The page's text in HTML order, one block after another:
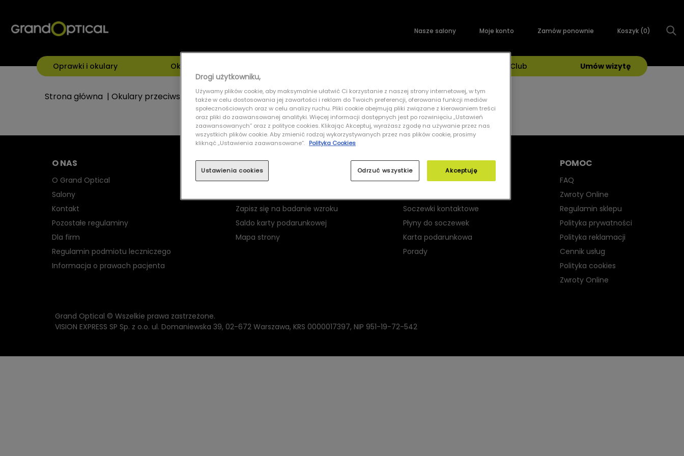
Nasze salony Moje konto Zamów ponownie Koszyk (0)
Oprawki i okulary Okulary przeciwsłoneczne Grand Optical Club Umów wizytę
Strona główna | Okulary przeciwsłoneczne|GUESS GU00153 57F
O NAS
O Grand Optical
Salony
Kontakt
Pozostałe regulaminy
Dla firm
Regulamin podmiotu leczniczego
Informacja o prawach pacjenta
MOJE GRAND OPTICAL
Logowanie
Zapisz się na badanie wzroku
Saldo karty podarunkowej
Mapa strony
PRODUKTY
Okulary korekcyjne
Soczewki kontaktowe
Płyny do soczewek
Karta podarunkowa
Porady
POMOC
FAQ
Zwroty Online
Regulamin sklepu
Polityka prywatności
Polityka reklamacji
Cennik usług
Polityka cookies
Zwroty Online
Grand Optical © Wszelkie prawa zastrzeżone.
VISION EXPRESS SP Sp. z o.o. ul. Domaniewska 39, 02-672 Warszawa, KRS 0000017397, NIP 951-19-72-542
Drogi użytkowniku,
Używamy plików cookie, aby maksymalnie ułatwić Ci korzystanie z naszej strony internetowej, w tym
także w celu dostosowania jej zawartości i reklam do Twoich preferencji, oferowania funkcji mediów
społecznościowych oraz w celu analizy ruchu. Pliki cookie obejmują pliki związane z kierowaniem treści
oraz pliki do zaawansowanej analityki. Więcej informacji dostępnych jest po rozwinięciu „Ustawień
zaawansowanych” oraz z polityce cookies. Klikając Akceptuj, wyrażasz zgodę na używanie przez nas
wszystkich plików cookie. Aby zmienić rodzaj wykorzystywanych przez nas plików cookie, prosimy
kliknąć „Ustawienia zaawansowane”. Polityka Cookies
Ustawienia cookies Odrzuć wszystkie Akceptuję